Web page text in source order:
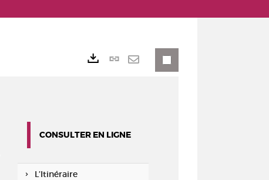
Lien
CONSULTER EN LIGNE
L’Itinéraire